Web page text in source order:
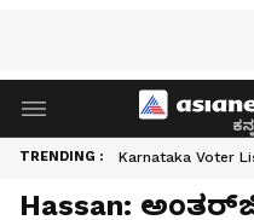
TRENDING : Karnataka Voter
Hassan: